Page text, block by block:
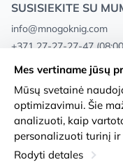
SUSISIEKITE SU
info@mnogoknig.com
+371 27-27-27-47
Rīga, Augusta Deglava
Apie mus
Parduotuvės
Pristatymas ir mokėjimas
Mes vertiname jūsų
Mūsų svetainė
optimizavimui. Šie
analizuoti, kaip
personalizuoti turinį
Rodyti detales